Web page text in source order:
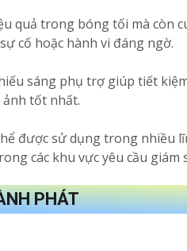
quả trong bóng tối mà còn
cố hoặc hành vi đáng ngờ.
sáng phụ trợ giúp tiết
tốt nhất.
được sử dụng trong nhiều
các khu vực yêu cầu
PHÁT